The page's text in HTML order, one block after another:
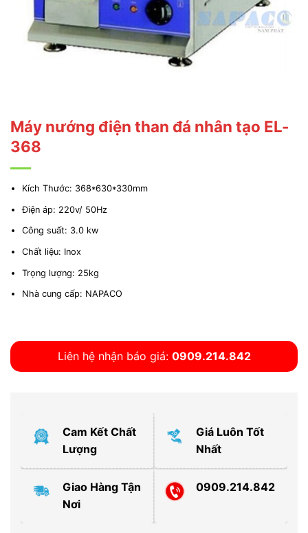
Máy nướng điện than đá nhân tạo EL-
368
Kích Thước: 368*630*330mm
Điện áp: 220v/ 50Hz
Công suất: 3.0 kw
Chất liệu: Inox
Trọng lượng: 25kg
Nhà cung cấp: NAPACO
Liên hệ nhận báo giá: 0909.214.842
Cam Kết Chất
Lượng
Giá Luôn Tốt
Nhất
Giao Hàng Tận
Nơi
0909.214.842